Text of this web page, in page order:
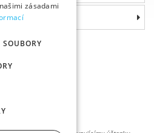
republika
GERMAN
zásadami